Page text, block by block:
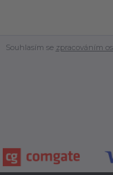
Souhlasím se zpracováním